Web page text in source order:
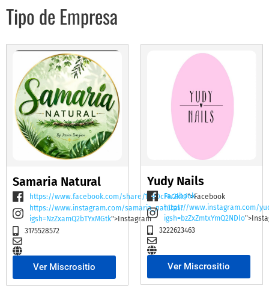
Tipo de Empresa
Samaria Natural
https://www.facebook.com/share/19BDcFw2kk/">Facebook
https://www.instagram.com/samaria_natural?
igsh=NzZxamQ2bTYxMGtk">Instagram
3175528572
Ver Miscrositio
Yudy Nails
Facebook
https://www.instagram.com/
igsh=bzZxZmtxYmQ2NDlo
3222623463
Ver Miscrositio